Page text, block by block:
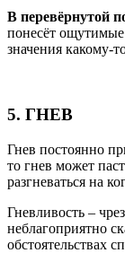
В перевёрнутой
понесёт ощутимые
значения какому-
5. ГНЕВ
Гнев постоянно
то гнев может
разгневаться на
Гневливость –
неблагоприятно
обстоятельствах